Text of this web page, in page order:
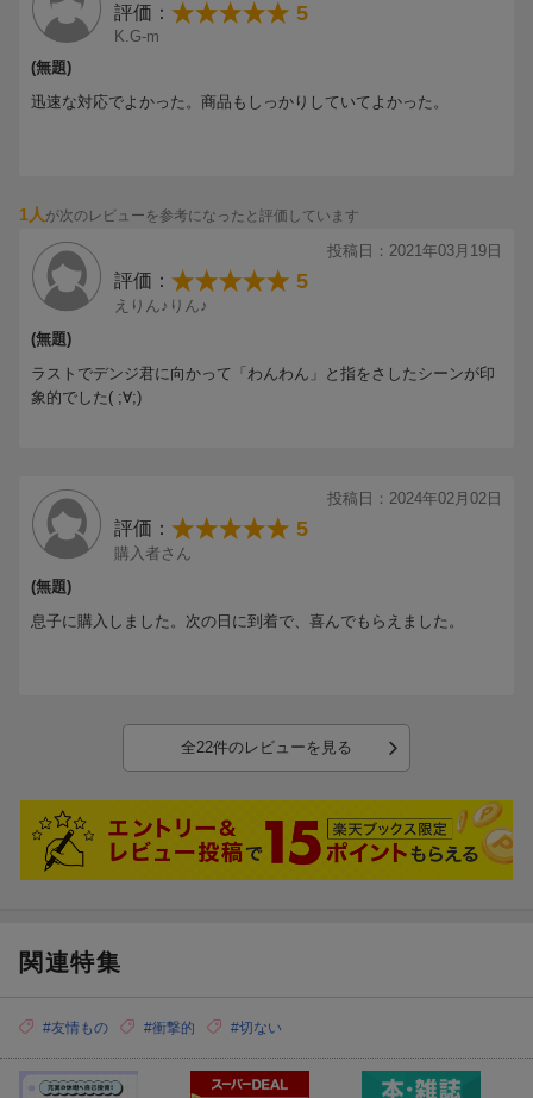
評価： 5
K.G-m
(無題)
迅速な対応でよかった。商品もしっかりしていてよかった。
1人 が次のレビューを参考になったと評価しています
投稿日：2021年03月19日
評価： 5
えりん♪りん♪
(無題)
ラストでデンジ君に向かって「わんわん」と指をさしたシーンが印
象的でした( ;∀;)
投稿日：2024年02月02日
評価： 5
購入者さん
(無題)
息子に購入しました。次の日に到着で、喜んでもらえました。
全22件のレビューを見る
関連特集
#友情もの #衝撃的 #切ない